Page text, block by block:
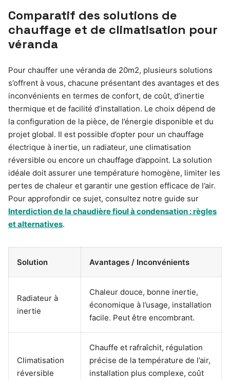
Comparatif des solutions de
chauffage et de climatisation pour
véranda
Pour chauffer une véranda de 20m2, plusieurs solutions
s’offrent à vous, chacune présentant des avantages et des
inconvénients en termes de confort, de coût, d’inertie
thermique et de facilité d’installation. Le choix dépend de
la configuration de la pièce, de l’énergie disponible et du
projet global. Il est possible d’opter pour un chauffage
électrique à inertie, un radiateur, une climatisation
réversible ou encore un chauffage d’appoint. La solution
idéale doit assurer une température homogène, limiter les
pertes de chaleur et garantir une gestion efficace de l’air.
Pour approfondir ce sujet, consultez notre guide sur
Interdiction de la chaudière fioul à condensation : règles
et alternatives.
Solution Avantages / Inconvénients
Radiateur à
inertie
Chaleur douce, bonne inertie,
économique à l’usage, installation
facile. Peut être encombrant.
Climatisation
réversible
Chauffe et rafraîchit, régulation
précise de la température de l’air,
installation plus complexe, coût